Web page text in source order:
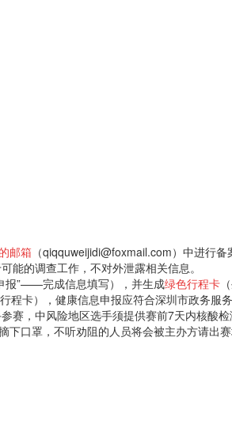
邮箱 （qiqquweijidi@foxmail.com）中进行
能的调查工作，不对外泄露相关信息。
报”——完成信息填写），并生成绿色行程卡
卡），健康信息申报应符合深圳市政务服
，中风险地区选手须提供赛前7天内核酸检
口罩，不听劝阻的人员将会被主办方请出赛